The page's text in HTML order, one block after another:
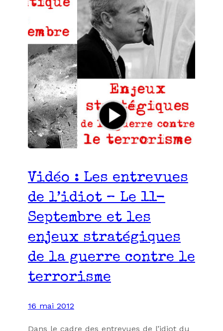
Vidéo : Les entrevues
de l’idiot – Le 11-
Septembre et les
enjeux stratégiques
de la guerre contre le
terrorisme
16 mai 2012
Dans le cadre des entrevues de l’idiot du